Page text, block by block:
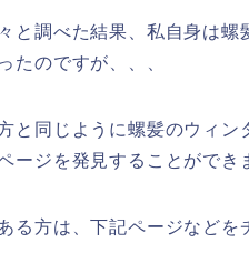
と調べた結果、私自身は螺
たのですが、、、
と同じように螺髪のウィン
ージを発見することができ
る方は、下記ページなどを